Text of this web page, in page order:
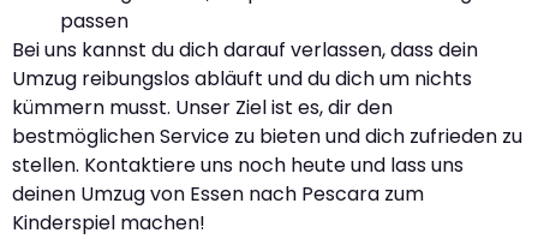
passen
Bei uns kannst du dich darauf verlassen, dass dein
Umzug reibungslos abläuft und du dich um nichts
kümmern musst. Unser Ziel ist es, dir den
bestmöglichen Service zu bieten und dich zufrieden zu
stellen. Kontaktiere uns noch heute und lass uns
deinen Umzug von Essen nach Pescara zum
Kinderspiel machen!